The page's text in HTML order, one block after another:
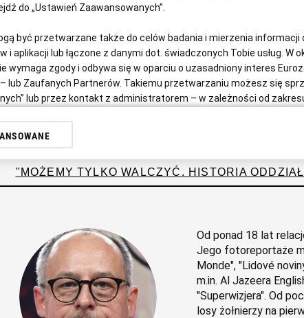
MICHAŁ PRZEDLACKI
Nagrodę Radia ZET im. Andrzeja
walczyć. Historia oddziału Janusza Szeremety”,
przez Janusza Szeremetę, którzy walczą z
zapis odwagi, braterstwa i oddania sprawie, ale
"MOŻEMY TYLKO WALCZYĆ. HISTORIA
Od ponad 18 lat
Jego fotoreportaże
Monde", "Lidové
m.in. Al Jazeera
"Superwizjera". Od
losy żołnierzy na
do „Ustawień Zaawansowanych”.
być przetwarzane także do celów badania i mierzenia
i aplikacji lub łączone z danymi dot. świadczonych Tobie usług. W
wymaga zgody i odbywa się w oparciu o uzasadniony interes
lub Zaufanych Partnerów. Takiemu przetwarzaniu możesz się
lub przez kontakt z administratorem – w zależności od
też zgodę na zainstalowanie i przechowywanie plików cookie
również Agora S.A. na Twoim urządzeniu końcowym. Możesz w
cookie, wywołując narzędzie do zarządzania twoimi
oraz Agora S.A. mogą przetwarzać dane osobowe w
Aktywne skanowanie charakterystyki urządzenia do
na urządzeniu lub dostęp do nich. Spersonalizowane reklamy i
i ulepszanie usług.Lista Zaufanych Partnerów